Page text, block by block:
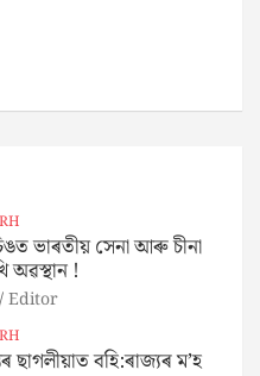
ভাৰতীয় সেনা আৰু চীনা
অৱস্থান !
Editor
ছাগলীয়াত বহি:ৰাজ্যৰ ম’হ